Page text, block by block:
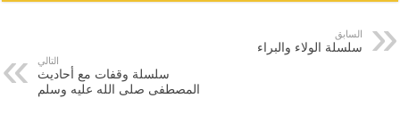
السابق
سلسلة الولاء والبراء
التالي
سلسلة وقفات مع أحاديث
المصطفى صلى الله عليه وسلم